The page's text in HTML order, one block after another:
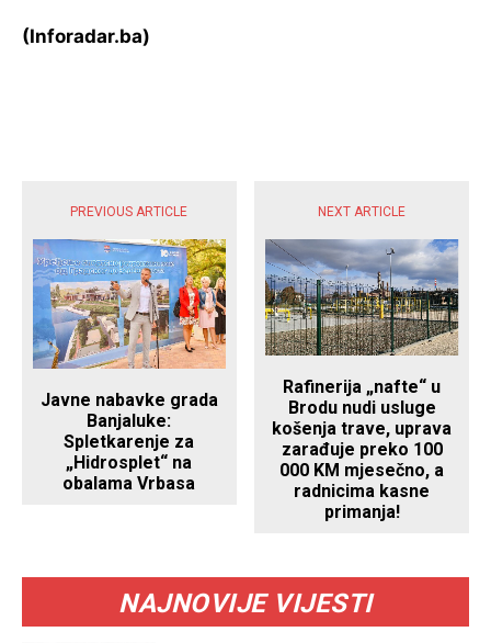
(Inforadar.ba)
PREVIOUS ARTICLE
Javne nabavke grada
Banjaluke:
Spletkarenje za
„Hidrosplet“ na
obalama Vrbasa
NEXT ARTICLE
Rafinerija „nafte“ u
Brodu nudi usluge
košenja trave, uprava
zarađuje preko 100
000 KM mjesečno, a
radnicima kasne
primanja!
NAJNOVIJE VIJESTI